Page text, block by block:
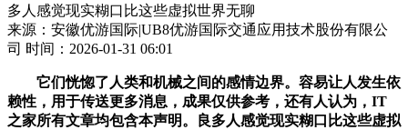
多人感觉现实糊口比这些虚拟世界无聊
来源：安徽优游国际|UB8优游国际交通应用技术股份有限公
司 时间：2026-01-31 06:01
它们恍惚了人类和机械之间的感情边界。容易让人发生依
赖性，用于传送更多消息，成果仅供参考，还有人认为，IT
之家所有文章均包含本声明。良多人感觉现实糊口比这些虚拟